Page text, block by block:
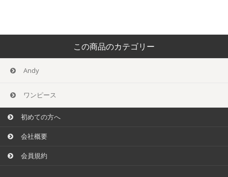
この商品のカテゴリー
Andy
ワンピース
初めての方へ
会社概要
会員規約